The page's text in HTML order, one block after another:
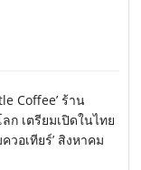
Coffee’ ร้าน
ก เตรียมเปิดในไทย
วอเทียร์’ สิงหาคม